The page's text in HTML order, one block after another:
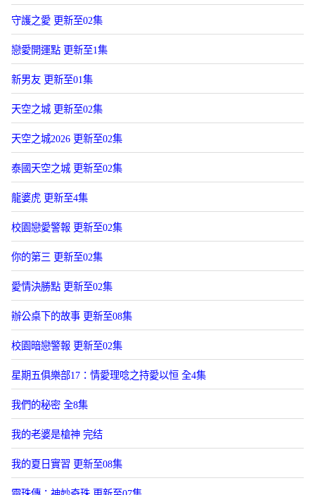
守護之愛 更新至02集
戀愛開運點 更新至1集
新男友 更新至01集
天空之城 更新至02集
天空之城2026 更新至02集
泰國天空之城 更新至02集
龍婆虎 更新至4集
校園戀愛警報 更新至02集
你的第三 更新至02集
愛情決勝點 更新至02集
辦公桌下的故事 更新至08集
校園暗戀警報 更新至02集
星期五俱樂部17：情愛理唸之持愛以恒 全4集
我們的秘密 全8集
我的老婆是槍神 完结
我的夏日實習 更新至08集